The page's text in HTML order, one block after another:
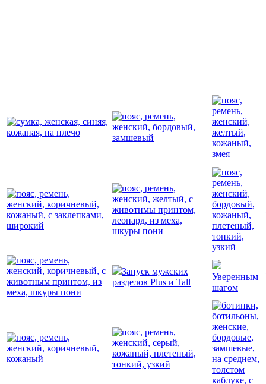
Запуск мужских
разделов Plus и Tall
Уверенным
шагом